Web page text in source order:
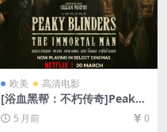
欧美 高清电影
[浴血黑帮：不朽传奇]Peaky
Blinders: The Immortal Ma
n (2026)[百度网盘+夸克网盘4
5 月前 0